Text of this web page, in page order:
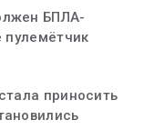
БПЛА-
пулемётчик
приносить